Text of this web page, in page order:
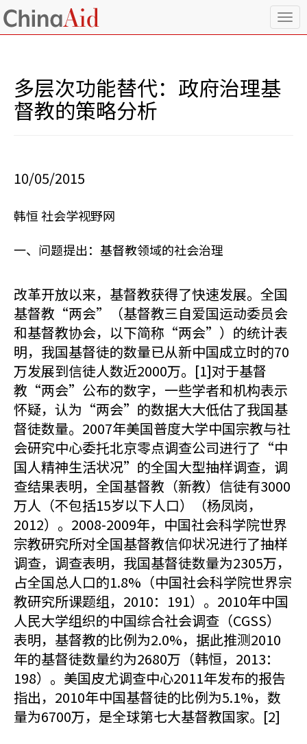
T
o
多层次功能替代：政府治理基
督教的策略分析
10/05/2015
韩恒 社会学视野网
一、问题提出：基督教领域的社会治理
改革开放以来，基督教获得了快速发展。全国
基督教“两会”（基督教三自爱国运动委员会
和基督教协会，以下简称“两会”）的统计表
明，我国基督徒的数量已从新中国成立时的70
万发展到信徒人数近2000万。[1]对于基督
教“两会”公布的数字，一些学者和机构表示
怀疑，认为“两会”的数据大大低估了我国基
督徒数量。2007年美国普度大学中国宗教与社
会研究中心委托北京零点调查公司进行了“中
国人精神生活状况”的全国大型抽样调查，调
查结果表明，全国基督教（新教）信徒有3000
万人（不包括15岁以下人口）（杨凤岗，
2012）。2008-2009年，中国社会科学院世界
宗教研究所对全国基督教信仰状况进行了抽样
调查，调查表明，我国基督徒数量为2305万，
占全国总人口的1.8%（中国社会科学院世界宗
教研究所课题组，2010：191）。2010年中国
人民大学组织的中国综合社会调查（CGSS）
表明，基督教的比例为2.0%，据此推测2010
年的基督徒数量约为2680万（韩恒，2013：
198）。美国皮尤调查中心2011年发布的报告
指出，2010年中国基督徒的比例为5.1%，数
量为6700万，是全球第七大基督教国家。[2]